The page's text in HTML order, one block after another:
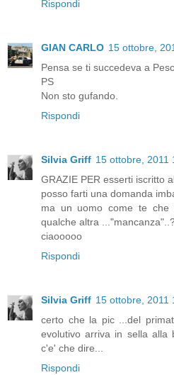
Rispondi
GIAN CARLO 15 ottobre,
Pensa se ti succedeva a
PS
Non sto gufando.
Rispondi
Silvia Griff 15 ottobre, 2011
GRAZIE PER esserti iscritto
posso farti una domanda
ma un uomo come te che
qualche altra
ciaooooo
Rispondi
Silvia Griff 15 ottobre, 2011
certo che la pic ...del
evolutivo arriva in sella
c'e' che dire...
Rispondi